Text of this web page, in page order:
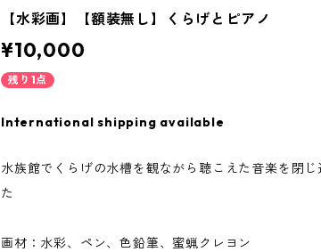
【水彩画】【額装無し】くらげとピアノ
¥10,000
残り1点
International shipping available
水族館でくらげの水槽を観ながら聴こえた音楽を閉じ
た
画材：水彩、ペン、色鉛筆、蜜蝋クレヨン